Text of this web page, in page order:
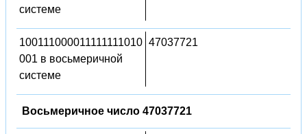
системе
100111000011111111010
001 в восьмеричной
системе
47037721
Восьмеричное число 47037721